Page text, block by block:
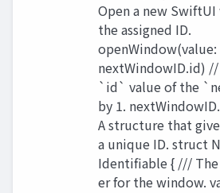
Open a new
the assigned ID.
openWindow(value:
nextWindowID.id)
`id` value of the
by 1.
A structure that
a unique ID. struct
Identifiable { ///
er for the window.